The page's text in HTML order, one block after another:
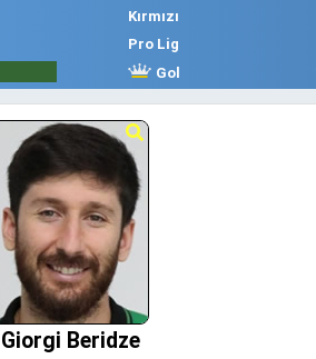
Kırmızı
Pro Lig
Gol
Giorgi Beridze